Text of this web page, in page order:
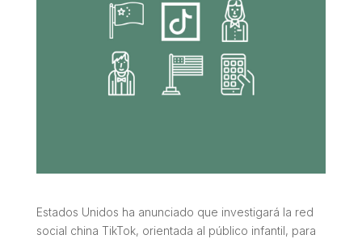
Estados Unidos ha anunciado que investigará la red
social china TikTok, orientada al público infantil, para